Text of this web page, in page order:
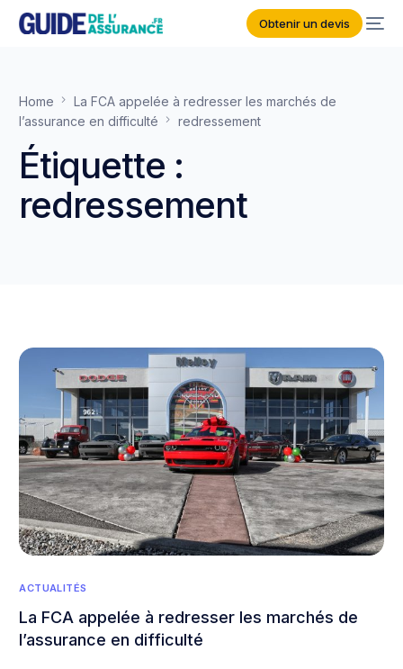
Obtenir un devis
Home
La FCA appelée à redresser les marchés de
l’assurance en difficulté
redressement
Étiquette :
redressement
ACTUALITÉS
La FCA appelée à redresser les marchés de
l’assurance en difficulté